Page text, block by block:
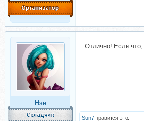
Нэн
Отлично! Если что,
Sun7 нравится это.